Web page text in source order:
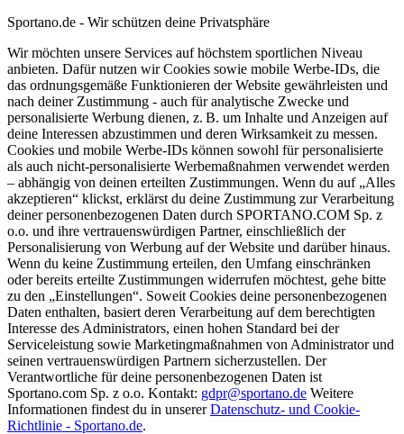
Sportano.de - Wir schützen deine Privatsphäre
Wir möchten unsere Services auf höchstem sportlichen Niveau
anbieten. Dafür nutzen wir Cookies sowie mobile Werbe-IDs, die
das ordnungsgemäße Funktionieren der Website gewährleisten und
nach deiner Zustimmung - auch für analytische Zwecke und
personalisierte Werbung dienen, z. B. um Inhalte und Anzeigen auf
deine Interessen abzustimmen und deren Wirksamkeit zu messen.
Cookies und mobile Werbe-IDs können sowohl für personalisierte
als auch nicht-personalisierte Werbemaßnahmen verwendet werden
– abhängig von deinen erteilten Zustimmungen. Wenn du auf „Alles
akzeptieren“ klickst, erklärst du deine Zustimmung zur Verarbeitung
deiner personenbezogenen Daten durch SPORTANO.COM Sp. z
o.o. und ihre vertrauenswürdigen Partner, einschließlich der
Personalisierung von Werbung auf der Website und darüber hinaus.
Wenn du keine Zustimmung erteilen, den Umfang einschränken
oder bereits erteilte Zustimmungen widerrufen möchtest, gehe bitte
zu den „Einstellungen“. Soweit Cookies deine personenbezogenen
Daten enthalten, basiert deren Verarbeitung auf dem berechtigten
Interesse des Administrators, einen hohen Standard bei der
Serviceleistung sowie Marketingmaßnahmen von Administrator und
seinen vertrauenswürdigen Partnern sicherzustellen. Der
Verantwortliche für deine personenbezogenen Daten ist
Sportano.com Sp. z o.o. Kontakt: gdpr@sportano.de Weitere
Informationen findest du in unsererDatenschutz- und Cookie-
Richtlinie - Sportano.de.